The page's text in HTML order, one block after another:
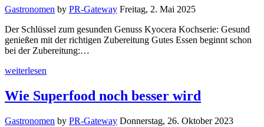
Gastronomen by PR-Gateway Freitag, 2. Mai 2025
Der Schlüssel zum gesunden Genuss Kyocera Kochserie: Gesund
genießen mit der richtigen Zubereitung Gutes Essen beginnt schon
bei der Zubereitung:…
weiterlesen
Wie Superfood noch besser wird
Gastronomen by PR-Gateway Donnerstag, 26. Oktober 2023